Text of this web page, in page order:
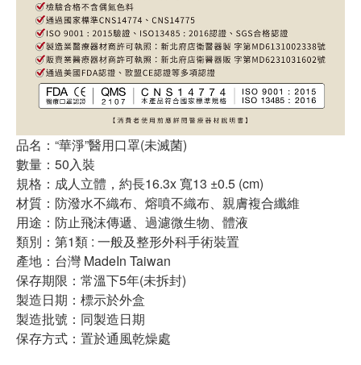
品名：“華淨”醫用口罩(未滅菌)
數量：50入裝
規格：成人立體，約長16.3x 寬13 ±0.5 (cm)
材質：防潑水不織布、熔噴不織布、親膚複合纖維
用途：防止飛沫傳遞、過濾微生物、體液
類別：第1類 : 一般及整形外科手術裝置
產地：台灣 MadeIn Taiwan
保存期限：常溫下5年(未拆封)
製造日期：標示於外盒
製造批號：同製造日期
保存方式：置於通風乾燥處